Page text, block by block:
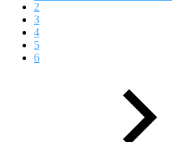
2
3
4
5
6